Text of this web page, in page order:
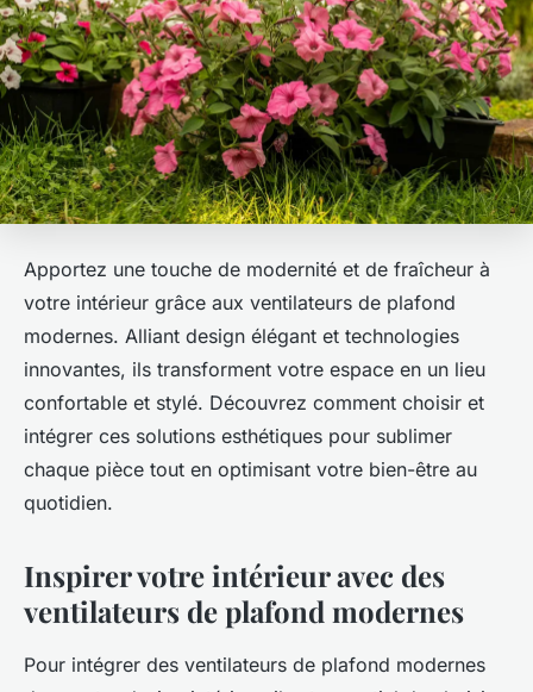
Apportez une touche de modernité et de fraîcheur à
votre intérieur grâce aux ventilateurs de plafond
modernes. Alliant design élégant et technologies
innovantes, ils transforment votre espace en un lieu
confortable et stylé. Découvrez comment choisir et
intégrer ces solutions esthétiques pour sublimer
chaque pièce tout en optimisant votre bien-être au
quotidien.
Inspirer votre intérieur avec des
ventilateurs de plafond modernes
Pour intégrer des ventilateurs de plafond modernes